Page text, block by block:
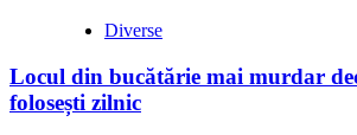
Diverse
Locul din bucătărie mai murdar
folosești zilnic